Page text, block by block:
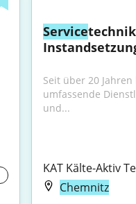
Service
Seit über 20
umfassende
und...
KAT Kälte-Aktiv
Chemnitz